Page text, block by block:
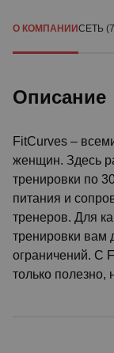
О КОМПАНИИСЕТЬ
Описание
FitCurves –
женщин. Здесь
тренировки по
питания и
тренеров. Для
тренировки вам
ограничений. С
только полезно,